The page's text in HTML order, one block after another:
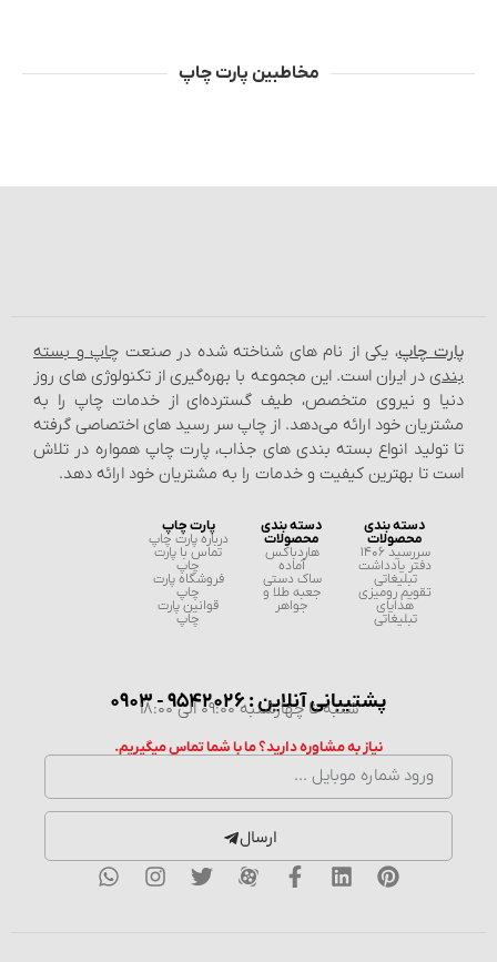
مخاطبین پارت چاپ
پارت چاپ، یکی از نام‌ های شناخته شده در صنعت چاپ و بسته‌
بندی در ایران است. این مجموعه با بهره‌گیری از تکنولوژی‌ های روز
دنیا و نیروی متخصص، طیف گسترده‌ای از خدمات چاپ را به
مشتریان خود ارائه می‌دهد. از چاپ سر رسید های اختصاصی گرفته
تا تولید انواع بسته‌ بندی‌ های جذاب، پارت چاپ همواره در تلاش
است تا بهترین کیفیت و خدمات را به مشتریان خود ارائه دهد.
دسته بندی
محصولات
سررسید 1406
دفتر یادداشت
تبلیغاتی
تقویم رومیزی
هدایای
تبلیغاتی
دسته بندی
محصولات
هاردباکس
آماده
ساک دستی
جعبه طلا و
جواهر
پارت چاپ
درباره پارت چاپ
تماس با پارت
چاپ
فروشگاه پارت
چاپ
قوانین پارت
چاپ
پشتیبانی آنلاین : 9542026 - 0903
شنبه تا چهارشنبه 09:00 الی 18:00
نیاز به مشاوره دارید؟ ما با شما تماس میگیریم.
ارسال